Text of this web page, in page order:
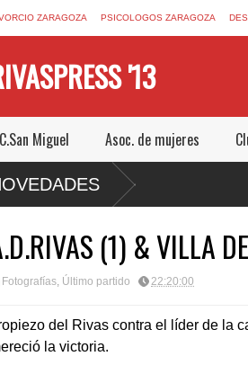
ZARAGOZA PSICOLOGOS ZARAGOZA
'13
Miguel Asoc. de mujeres
MIEDO EN
(1) & VILLA
Fotografías, Último partido 22:20:00
del Rivas contra el líder de la
la victoria.